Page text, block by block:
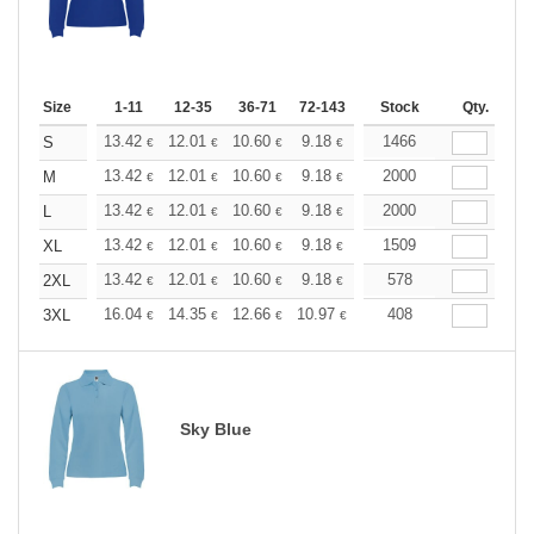
Size 1-11 12-35 36-71 72-143 144-287 288 + More
Stock Qty.
S 13.42 € 12.01 € 10.60 € 9.18 € 8.48€
1466
M
13.42 € 12.01 € 10.60 € 9.18 € 8.48€
2000
L
13.42 € 12.01 € 10.60 € 9.18 € 8.48€
2000
XL
13.42 € 12.01 € 10.60 € 9.18 € 8.48€
1509
2XL
13.42 € 12.01 € 10.60 € 9.18 € 8.48€
578
3XL
16.04 € 14.35 € 12.66 € 10.97 € 10.13€
408
Sky Blue